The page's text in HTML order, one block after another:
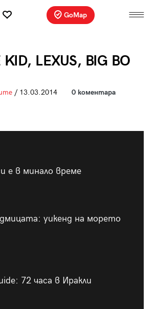
GoMap
KID, LEXUS, BIG BO
/ 13.03.2014 0 коментара
е в минало време
уикенд на морето
72 часа в Иракли